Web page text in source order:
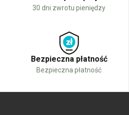
30 dni zwrotu pieniędzy
Bezpieczna płatność
Bezpieczna płatność